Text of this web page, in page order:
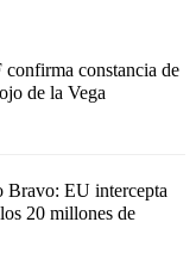
constancia de
de la Vega
Bravo: EU intercepta
20 millones de